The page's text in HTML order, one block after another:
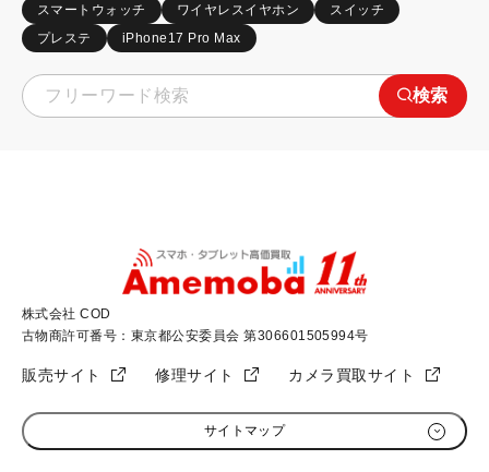
スマートウォッチ
ワイヤレスイヤホン
スイッチ
プレステ
iPhone17 Pro Max
検索
株式会社 COD
古物商許可番号：東京都公安委員会 第306601505994号
販売サイト 修理サイト カメラ買取サイト
サイトマップ